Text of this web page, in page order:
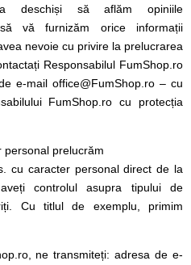
deschiși să aflăm opiniile
vă furnizăm orice informații
nevoie cu privire la prelucrarea
Responsabilul FumShop.ro
e-mail office@FumShop.ro – cu
FumShop.ro cu protecția
personal prelucrăm
cu caracter personal direct de la
controlul asupra tipului de
Cu titlul de exemplu, primim
ne transmiteți: adresa de e-